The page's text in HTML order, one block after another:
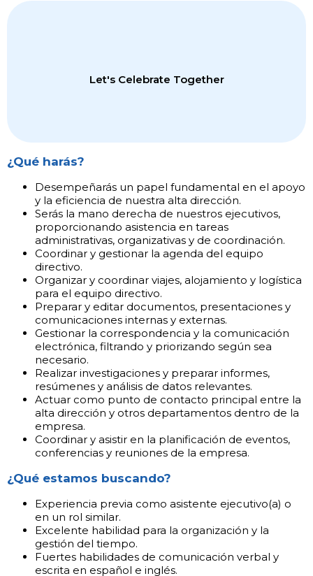
Let's Celebrate Together​
Aplaudimos el esfuerzo y festejamos los éxitos de los MM y de nuestros
clientes, #HaciendoLoQueNosHaceFelices
¿Qué harás?
Desempeñarás un papel fundamental en el apoyo
y la eficiencia de nuestra alta dirección.
Serás la mano derecha de nuestros ejecutivos,
proporcionando asistencia en tareas
administrativas, organizativas y de coordinación.
Coordinar y gestionar la agenda del equipo
directivo.
Organizar y coordinar viajes, alojamiento y logística
para el equipo directivo.
Preparar y editar documentos, presentaciones y
comunicaciones internas y externas.
Gestionar la correspondencia y la comunicación
electrónica, filtrando y priorizando según sea
necesario.
Realizar investigaciones y preparar informes,
resúmenes y análisis de datos relevantes.
Actuar como punto de contacto principal entre la
alta dirección y otros departamentos dentro de la
empresa.
Coordinar y asistir en la planificación de eventos,
conferencias y reuniones de la empresa.
¿Qué estamos buscando?
Experiencia previa como asistente ejecutivo(a) o
en un rol similar.
Excelente habilidad para la organización y la
gestión del tiempo.
Fuertes habilidades de comunicación verbal y
escrita en español e inglés.